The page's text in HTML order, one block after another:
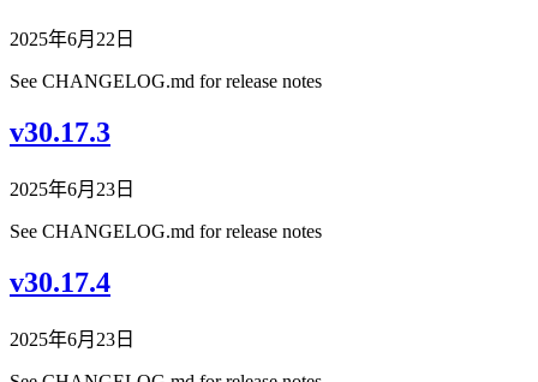
2025年6月22日
See CHANGELOG.md for release notes
v30.17.3
2025年6月23日
See CHANGELOG.md for release notes
v30.17.4
2025年6月23日